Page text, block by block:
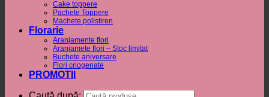
Cake toppere
Pachete Toppere
Machete polistiren
Florarie
Aranjamente flori
Aranjamete flori – Stoc limitat
Buchete aniversare
Flori criogenate
PROMOTII